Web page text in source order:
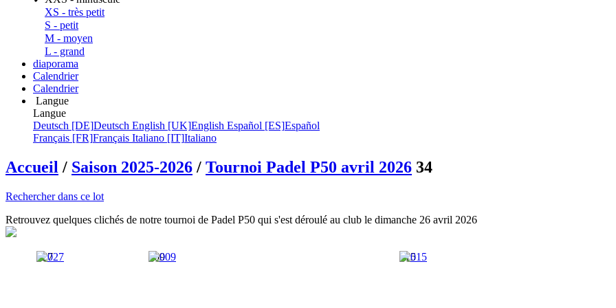
XS - très petit
S - petit
M - moyen
L - grand
diaporama
Calendrier
Calendrier
Langue
Langue
Deutsch [DE]Deutsch English [UK]English Español [ES]Español
Français [FR]Français Italiano [IT]Italiano
Accueil / Saison 2025-2026 / Tournoi Padel P50 avril 2026 34
Rechercher dans ce lot
Retrouvez quelques clichés de notre tournoi de Padel P50 qui s'est déroulé au club le dimanche 26 avril 2026
027 009 015